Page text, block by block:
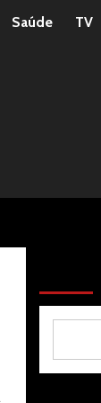
Saúde TV